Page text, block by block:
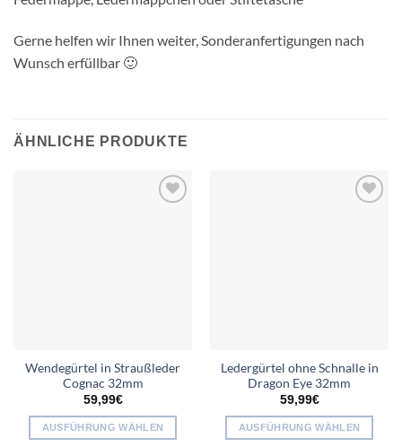
Gerne helfen wir Ihnen weiter, Sonderanfertigungen nach
Wunsch erfüllbar 🙂
ÄHNLICHE PRODUKTE
Wendegürtel in Straußleder
Cognac 32mm
59,99€
AUSFÜHRUNG WÄHLEN
Ledergürtel ohne Schnalle in
Dragon Eye 32mm
59,99€
AUSFÜHRUNG WÄHLEN